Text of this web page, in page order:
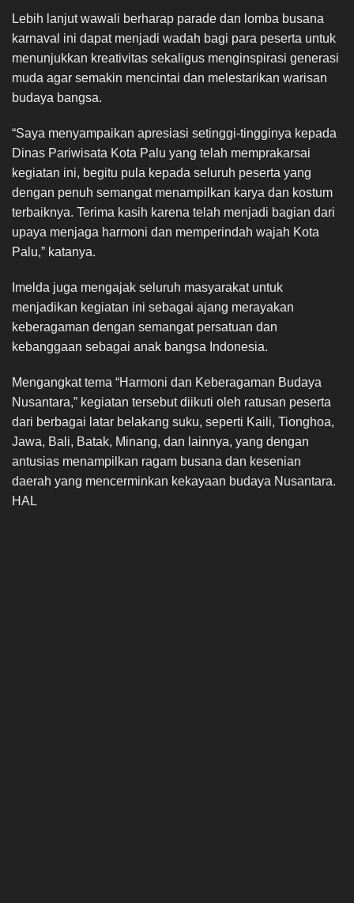
Lebih lanjut wawali berharap parade dan lomba busana
karnaval ini dapat menjadi wadah bagi para peserta untuk
menunjukkan kreativitas sekaligus menginspirasi generasi
muda agar semakin mencintai dan melestarikan warisan
budaya bangsa.
“Saya menyampaikan apresiasi setinggi-tingginya kepada
Dinas Pariwisata Kota Palu yang telah memprakarsai
kegiatan ini, begitu pula kepada seluruh peserta yang
dengan penuh semangat menampilkan karya dan kostum
terbaiknya. Terima kasih karena telah menjadi bagian dari
upaya menjaga harmoni dan memperindah wajah Kota
Palu,” katanya.
Imelda juga mengajak seluruh masyarakat untuk
menjadikan kegiatan ini sebagai ajang merayakan
keberagaman dengan semangat persatuan dan
kebanggaan sebagai anak bangsa Indonesia.
Mengangkat tema “Harmoni dan Keberagaman Budaya
Nusantara,” kegiatan tersebut diikuti oleh ratusan peserta
dari berbagai latar belakang suku, seperti Kaili, Tionghoa,
Jawa, Bali, Batak, Minang, dan lainnya, yang dengan
antusias menampilkan ragam busana dan kesenian
daerah yang mencerminkan kekayaan budaya Nusantara.
HAL